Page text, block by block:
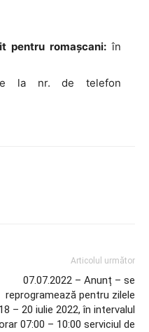
pentru romașcani: în
la nr. de telefon
Articolul următor
07.07.2022 – Anunț – se
reprogramează pentru zilele
18 – 20 iulie 2022, în intervalul
07:00 – 10:00 serviciul de